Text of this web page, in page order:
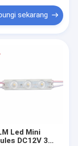
sekarang
Led Mini
DC12V 3